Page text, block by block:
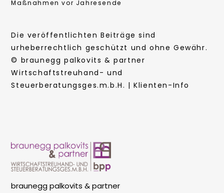
Maßnahmen vor Jahresende
Die veröffentlichten Beiträge sind
urheberrechtlich geschützt und ohne Gewähr.
© braunegg palkovits & partner
Wirtschaftstreuhand- und
Steuerberatungsges.m.b.H. | Klienten-Info
braunegg palkovits & partner